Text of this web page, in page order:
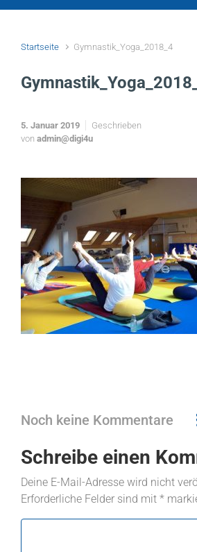
Startseite Gymnastik_Yoga_2018_4
5. Januar 2019
Geschrieben
von admin@digi4u
Noch keine Kommentare
Schreibe einen
Deine E-Mail-Adresse wird nicht
Erforderliche Felder sind mit *